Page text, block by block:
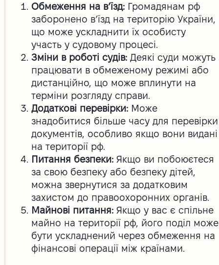
Обмеження на в’їзд:Громадянам рф
заборонено в’їзд на територію України,
що може ускладнити їх особисту
участь у судовому процесі.
Зміни в роботі судів:Деякі суди можуть
працювати в обмеженому режимі або
дистанційно, що може вплинути на
терміни розгляду справи.
Додаткові перевірки:Може
знадобитися більше часу для перевірки
документів, особливо якщо вони видані
на території рф.
Питання безпеки:Якщо ви побоюєтеся
за свою безпеку або безпеку дітей,
можна звернутися за додатковим
захистом до правоохоронних органів.
Майнові питання:Якщо у вас є спільне
майно на території рф, його поділ може
бути ускладнений через обмеження на
фінансові операції між країнами.